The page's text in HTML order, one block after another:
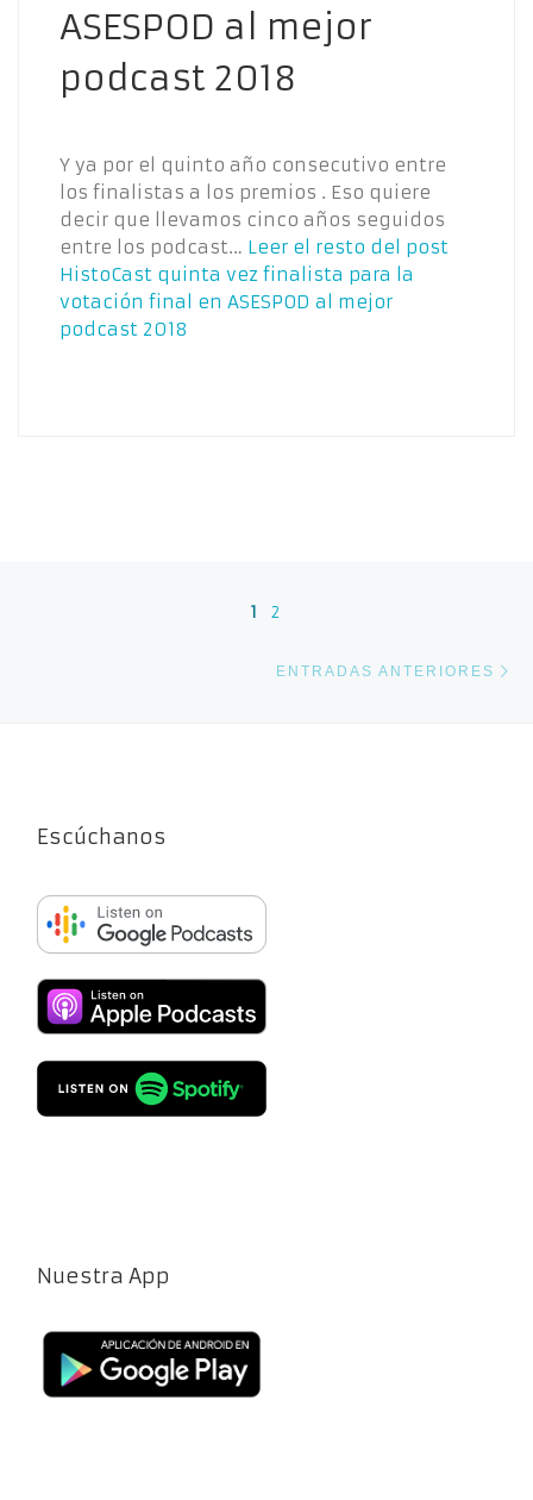
ASESPOD al mejor
podcast 2018
Y ya por el quinto año consecutivo entre
los finalistas a los premios . Eso quiere
decir que llevamos cinco años seguidos
entre los podcast… Leer el resto del post
HistoCast quinta vez finalista para la
votación final en ASESPOD al mejor
podcast 2018
Navegación de entradas
1 2
ENTRADAS ANTERIORES
Escúchanos
Nuestra App